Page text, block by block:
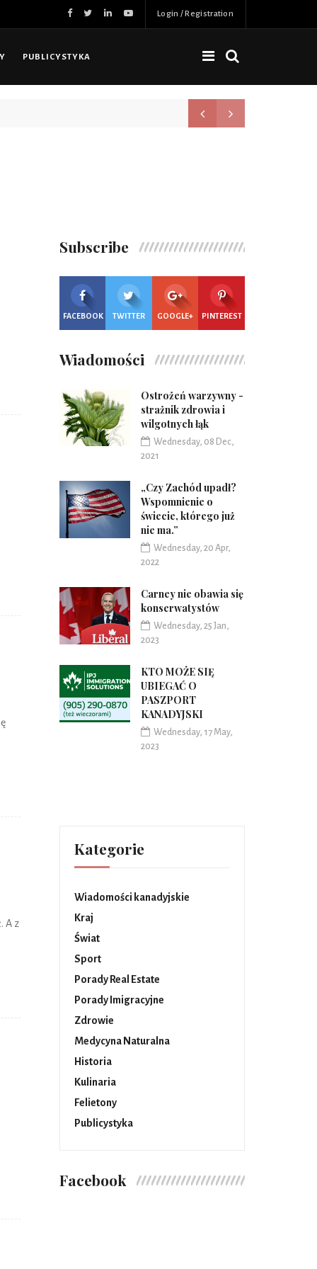
Login / Registration
PUBLICYSTYKA
Nowa jakość, więcej
A z
Subscribe
FACEBOOK TWITTER GOOGLE+ PINTEREST
Wiadomości
Ostrożeń warzywny -
strażnik zdrowia i
wilgotnych łąk
Wednesday, 08 Dec,
2021
„Czy Zachód upadł?
Wspomnienie o
świecie, którego już
nie ma.”
Wednesday, 20 Apr,
2022
Carney nie obawia się
konserwatystów
Wednesday, 25 Jan,
2023
KTO MOŻE SIĘ
UBIEGAĆ O
PASZPORT
KANADYJSKI
Wednesday, 17 May,
2023
Kategorie
Wiadomości kanadyjskie
Kraj
Świat
Sport
Porady Real Estate
Porady Imigracyjne
Zdrowie
Medycyna Naturalna
Historia
Kulinaria
Felietony
Publicystyka
Facebook